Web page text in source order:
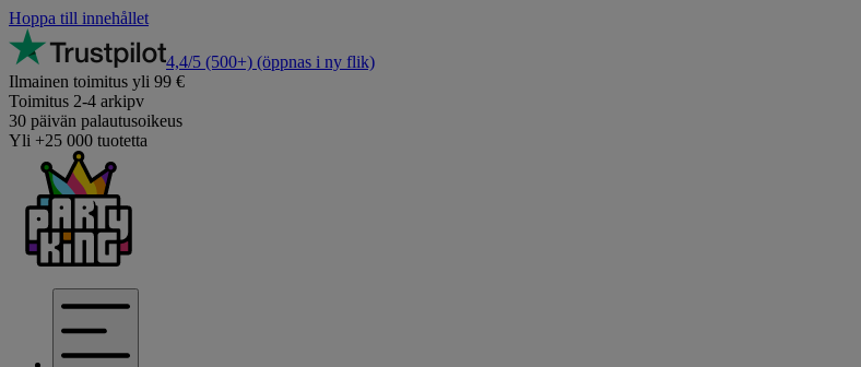
Hoppa till innehållet
4,4/5 (500+) (öppnas i ny flik)
Ilmainen toimitus yli 99 €
Toimitus 2-4 arkipv
30 päivän palautusoikeus
Yli +25 000 tuotetta